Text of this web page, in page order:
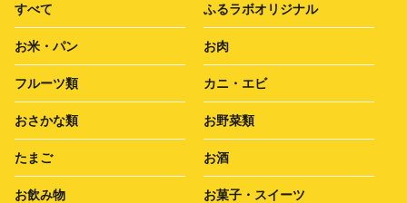
すべて ふるラボオリジナル
お米・パン お肉
フルーツ類 カニ・エビ
おさかな類 お野菜類
たまご お酒
お飲み物 お菓子・スイーツ